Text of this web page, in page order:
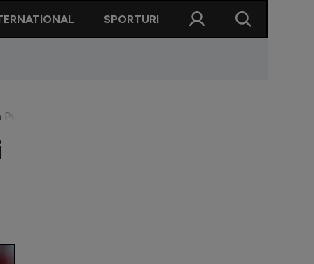
SPORTURI
a luat foc atunci!” Ce l-a făcut să plângă pe fostul